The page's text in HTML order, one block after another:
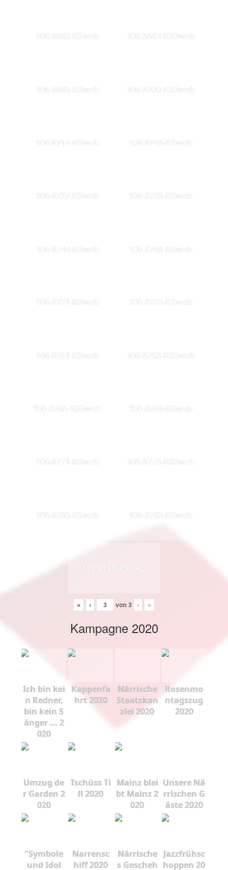
106 8683-KSweb 106 8687-KS0web
106 8695-KSweb 106 8700-KS0web
106 8714-KSweb 106 8716-KSweb
106 8727-KSweb 106 8728-KSweb
106 8744-KSweb 106 8748-KSweb
106 8751-KSweb 106 8755-KSweb
106 8761-KSweb 106 8763-KS5web
106 8765-KS0web 106 8769-KSweb
106 8771-KSweb 106 8773-KS0web
106 8780-KSweb 106 8785-KSweb
106 8789-KSweb
« ‹ von 3 › »
Kampagne 2020
Ich bin kei
n Redner,
bin kein S
änger ... 2
020
Kappenfa
hrt 2020
Närrische
Staatskan
zlei 2020
Rosenmo
ntagszug
2020
Umzug de
r Garden 2
020
Tschüss Ti
ll 2020
Mainz blei
bt Mainz 2
020
Unsere Nä
rrischen G
äste 2020
"Symbole
und Idol
Narrensc
hiff 2020
Närrische
s Gescheh
Jazzfrühsc
hoppen 20